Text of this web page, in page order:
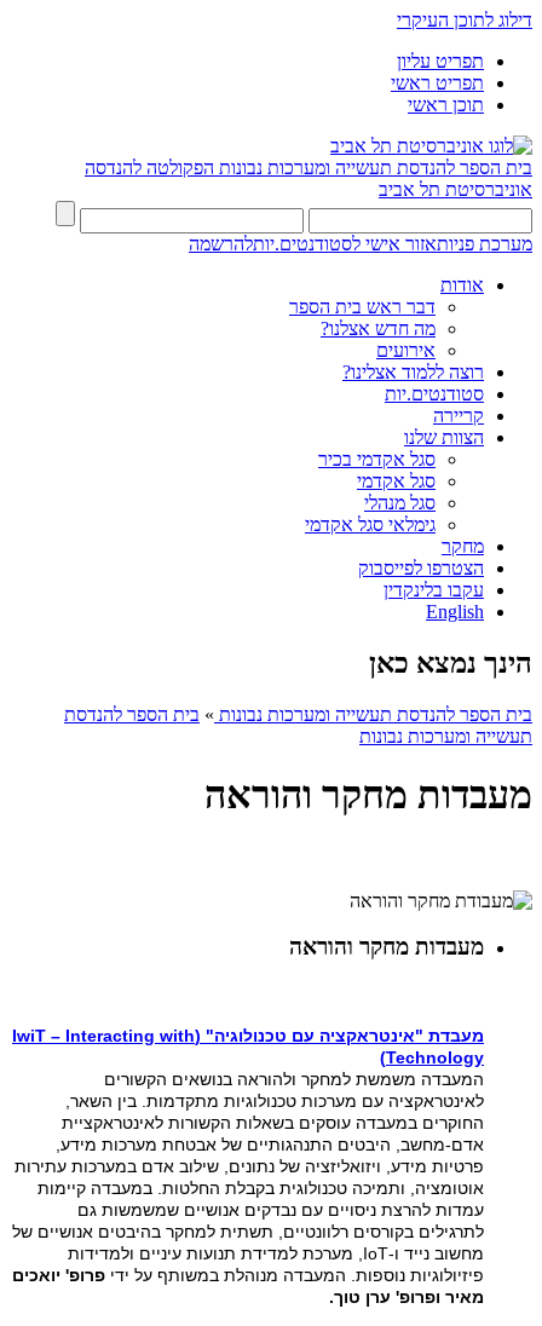
דילוג לתוכן העיקרי
תפריט עליון
תפריט ראשי
תוכן ראשי
בית הספר להנדסת תעשייה ומערכות נבונות הפקולטה להנדסה
אוניברסיטת תל אביב
מערכת פניותאזור אישי לסטודנטים.יותלהרשמה
אודות
דבר ראש בית הספר
מה חדש אצלנו?
אירועים
רוצה ללמוד אצלינו?
סטודנטים.יות
קריירה
הצוות שלנו
סגל אקדמי בכיר
סגל אקדמי
סגל מנהלי
גימלאי סגל אקדמי
מחקר
הצטרפו לפייסבוק
עקבו בלינקדין
English
הינך נמצא כאן
בית הספר להנדסת תעשייה ומערכות נבונות » בית הספר להנדסת
תעשייה ומערכות נבונות
מעבדות מחקר והוראה
מעבדות מחקר והוראה
מעבדת "אינטראקציה עם טכנולוגיה" (IwiT – Interacting with
Technology)
המעבדה משמשת למחקר ולהוראה בנושאים הקשורים
לאינטראקציה עם מערכות טכנולוגיות מתקדמות. בין השאר,
החוקרים במעבדה עוסקים בשאלות הקשורות לאינטראקציית
אדם-מחשב, היבטים התנהגותיים של אבטחת מערכות מידע,
פרטיות מידע, ויזואליזציה של נתונים, שילוב אדם במערכות עתירות
אוטומציה, ותמיכה טכנולוגית בקבלת החלטות. במעבדה קיימות
עמדות להרצת ניסויים עם נבדקים אנושיים שמשמשות גם
לתרגילים בקורסים רלוונטיים, תשתית למחקר בהיבטים אנושיים של
מחשוב נייד ו-IoT , מערכת למדידת תנועות עיניים ולמדידות
פיזיולוגיות נוספות. המעבדה מנוהלת במשותף על ידי פרופ' יואכים
מאיר ופרופ' ערן טוך.